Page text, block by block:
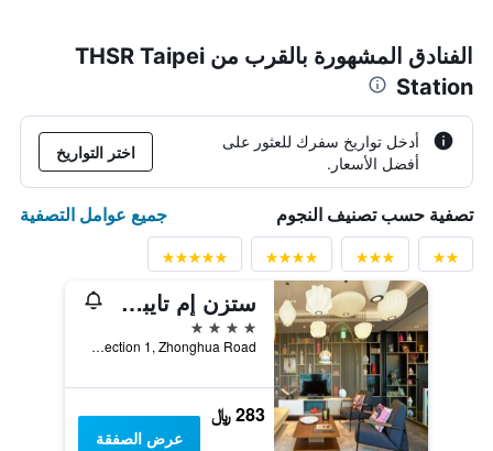
الفنادق المشهورة بالقرب من THSR Taipei
Station
أدخل تواريخ سفرك للعثور على
أفضل الأسعار.
اختر التواريخ
تصفية حسب تصنيف النجوم جميع عوامل التصفية
ستزن إم تايبي نورث جايت
4 نجوم
No. 3, Section 1, Zhonghua Road, مدينة تايبيه, تايوان
283 ﷼
عرض الصفقة